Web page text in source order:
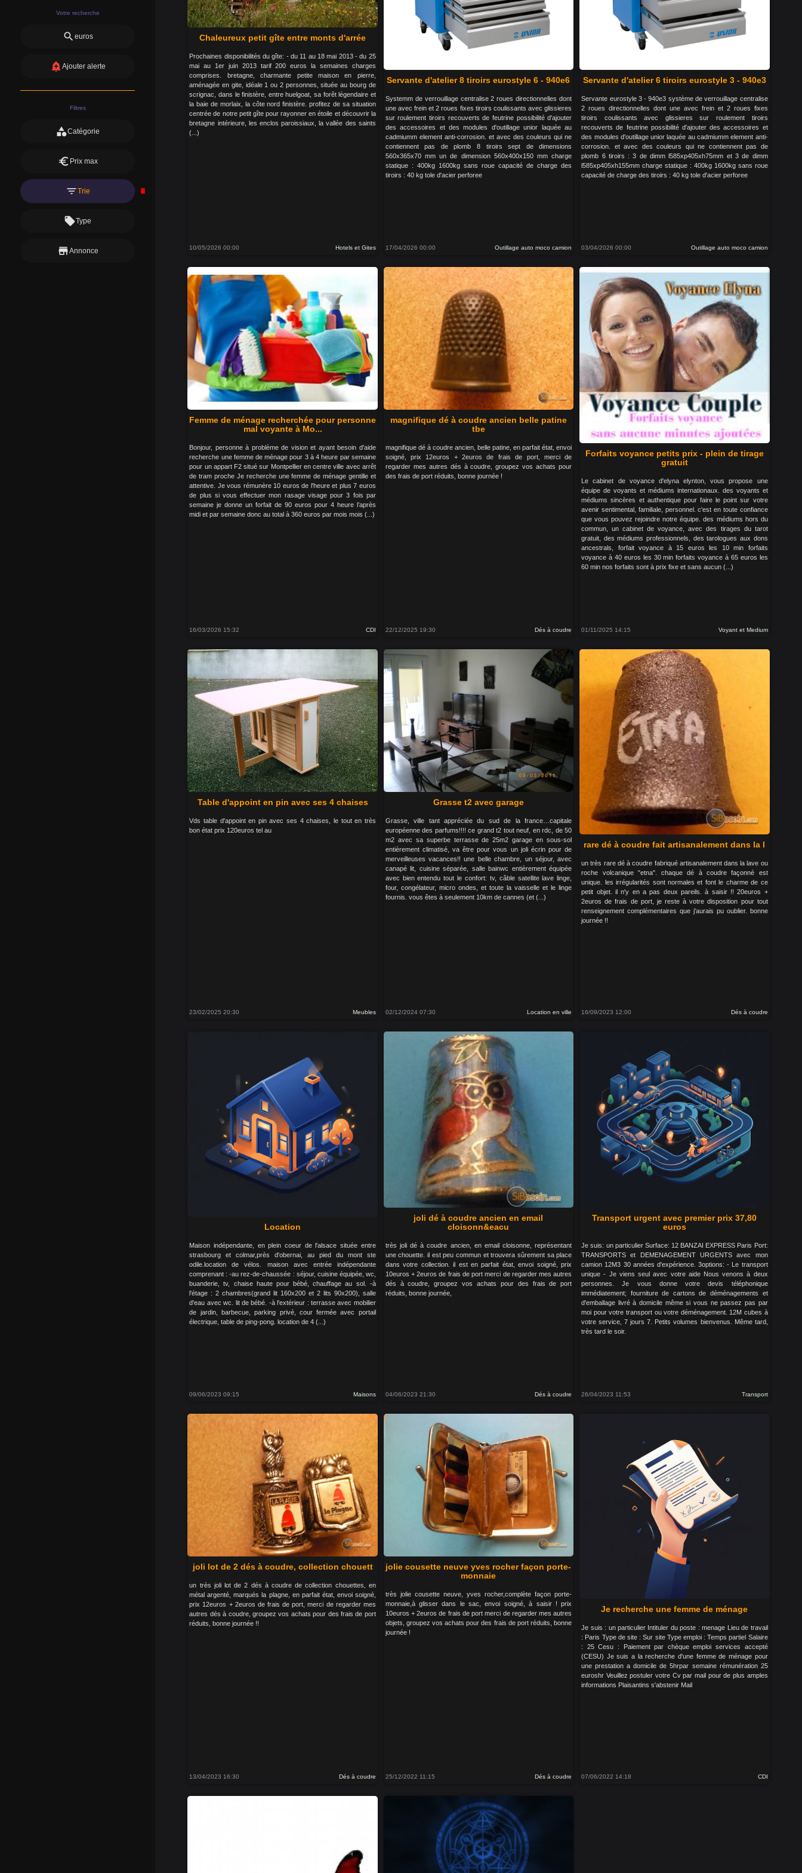
Votre recherche
search euros
add_alertAjouter alerte
Filtres
categoryCatégorie
euro Prix max
filter_listTrie delete
local_offerType
storeAnnonce
Chaleureux petit gîte entre monts d'arrée
Prochaines disponibilités du gîte: - du 11 au 18 mai 2013 - du 25
mai au 1er juin 2013 tarif 200 euros la semaines charges
comprises. bretagne, charmante petite maison en pierre,
aménagée en gite, idéale 1 ou 2 personnes, située au bourg de
scrignac, dans le finistère, entre huelgoat, sa forêt légendaire et
la baie de morlaix, la côte nord finistère. profitez de sa situation
centrée de notre petit gîte pour rayonner en étoile et découvrir la
bretagne intérieure, les enclos paroissiaux, la vallée des saints
(...)
10/05/2026 00:00 Hotels et Gites
Servante d'atelier 8 tiroirs eurostyle 6 - 940e6
Systemm de verrouillage centralise 2 roues directionnelles dont
une avec frein et 2 roues fixes tiroirs coulissants avec glissieres
sur roulement tiroirs recouverts de feutrine possibilité d'ajouter
des accessoires et des modules d'outillage unior laquée au
cadmiumm element anti-corrosion. et avec des couleurs qui ne
contiennent pas de plomb 8 tiroirs sept de dimensions
560x365x70 mm un de dimension 560x400x150 mm charge
statique : 400kg 1600kg sans roue capacité de charge des
tiroirs : 40 kg tole d'acier perforee
17/04/2026 00:00 Outillage auto moco camion
Servante d'atelier 6 tiroirs eurostyle 3 - 940e3
Servante eurostyle 3 - 940e3 système de verrouillage centralise
2 roues directionnelles dont une avec frein et 2 roues fixes
tiroirs coulissants avec glissieres sur roulement tiroirs
recouverts de feutrine possibilité d'ajouter des accessoires et
des modules d'outillage unior laquée au cadmiumm element anti-
corrosion. et avec des couleurs qui ne contiennent pas de
plomb 6 tiroirs : 3 de dimm l585xp405xh75mm et 3 de dimm
l585xp405xh155mm charge statique : 400kg 1600kg sans roue
capacité de charge des tiroirs : 40 kg tole d'acier perforee
03/04/2026 00:00 Outillage auto moco camion
Femme de ménage recherchée pour personne
mal voyante à Mo...
Bonjour, personne à problème de vision et ayant besoin d'aide
recherche une femme de ménage pour 3 à 4 heure par semaine
pour un appart F2 situé sur Montpellier en centre ville avec arrêt
de tram proche Je recherche une femme de ménage gentille et
attentive. Je vous rémunère 10 euros de l'heure et plus 7 euros
de plus si vous effectuer mon rasage visage pour 3 fois par
semaine je donne un forfait de 90 euros pour 4 heure l’après
midi et par semaine donc au total à 360 euros par mois mois (...)
16/03/2026 15:32 CDI
magnifique dé à coudre ancien belle patine
tbe
magnifique dé à coudre ancien, belle patine, en parfait état, envoi
soigné, prix 12euros + 2euros de frais de port, merci de
regarder mes autres dés à coudre, groupez vos achats pour
des frais de port réduits, bonne journée !
22/12/2025 19:30 Dés à coudre
Forfaits voyance petits prix - plein de tirage
gratuit
Le cabinet de voyance d'elyna elynton, vous propose une
équipe de voyants et médiums internationaux. des voyants et
médiums sincères et authentique pour faire le point sur votre
avenir sentimental, familiale, personnel. c'est en toute confiance
que vous pouvez rejoindre notre équipe. des médiums hors du
commun, un cabinet de voyance, avec des tirages du tarot
gratuit, des médiums professionnels, des tarologues aux dons
ancestrals, forfait voyance à 15 euros les 10 min forfaits
voyance à 40 euros les 30 min forfaits voyance à 65 euros les
60 min nos forfaits sont à prix fixe et sans aucun (...)
01/11/2025 14:15 Voyant et Medium
Table d'appoint en pin avec ses 4 chaises
Vds table d'appoint en pin avec ses 4 chaises, le tout en très
bon état prix 120euros tel au
23/02/2025 20:30 Meubles
Grasse t2 avec garage
Grasse, ville tant appréciée du sud de la france…capitale
européenne des parfums!!!! ce grand t2 tout neuf, en rdc, de 50
m2 avec sa superbe terrasse de 25m2 garage en sous-sol
entièrement climatisé, va être pour vous un joli écrin pour de
merveilleuses vacances!! une belle chambre, un séjour, avec
canapé lit, cuisine séparée, salle bainwc entièrement équipée
avec bien entendu tout le confort: tv, câble satellite lave linge,
four, congélateur, micro ondes, et toute la vaisselle et le linge
fournis. vous êtes à seulement 10km de cannes (et (...)
02/12/2024 07:30 Location en ville
rare dé à coudre fait artisanalement dans la l
un très rare dé à coudre fabriqué artisanalement dans la lave ou
roche volcanique "etna". chaque dé à coudre façonné est
unique. les irrégularités sont normales et font le charme de ce
petit objet. il n'y en a pas deux pareils. à saisir !! 20euros +
2euros de frais de port, je reste à votre disposition pour tout
renseignement complémentaires que j'aurais pu oublier. bonne
journée !!
16/09/2023 12:00 Dés à coudre
Location
Maison indépendante, en plein coeur de l'alsace située entre
strasbourg et colmar,près d'obernai, au pied du mont ste
odile.location de vélos. maison avec entrée indépendante
comprenant : -au rez-de-chaussée : séjour, cuisine équipée, wc,
buanderie, tv, chaise haute pour bébé, chauffage au sol. -à
l'étage : 2 chambres(grand lit 160x200 et 2 lits 90x200), salle
d'eau avec wc. lit de bébé. -à l'extérieur : terrasse avec mobilier
de jardin, barbecue, parking privé, cour fermée avec portail
électrique, table de ping-pong. location de 4 (...)
09/06/2023 09:15 Maisons
joli dé à coudre ancien en email
cloisonn&eacu
très joli dé à coudre ancien, en email cloisonne, représentant
une chouette. il est peu commun et trouvera sûrement sa place
dans votre collection. il est en parfait état, envoi soigné, prix
10euros + 2euros de frais de port merci de regarder mes autres
dés à coudre, groupez vos achats pour des frais de port
réduits, bonne journée,
04/06/2023 21:30 Dés à coudre
Transport urgent avec premier prix 37,80
euros
Je suis: un particulier Surface: 12 BANZAI EXPRESS Paris Port:
TRANSPORTS et DEMENAGEMENT URGENTS avec mon
camion 12M3 30 années d'expérience. 3options: - Le transport
unique - Je viens seul avec votre aide Nous venons à deux
personnes. Je vous donne votre devis téléphonique
immédiatement; fourniture de cartons de déménagements et
d'emballage livré à domicile même si vous ne passez pas par
moi pour votre transport ou votre déménagement. 12M cubes à
votre service, 7 jours 7. Petits volumes bienvenus. Même tard,
très tard le soir.
26/04/2023 11:53 Transport
joli lot de 2 dés à coudre, collection chouett
un très joli lot de 2 dés à coudre de collection chouettes, en
métal argenté, marqués la plagne, en parfait état, envoi soigné,
prix 12euros + 2euros de frais de port, merci de regarder mes
autres dés à coudre, groupez vos achats pour des frais de port
réduits, bonne journée !!
13/04/2023 16:30 Dés à coudre
jolie cousette neuve yves rocher façon porte-
monnaie
très jolie cousette neuve, yves rocher,complète façon porte-
monnaie,à glisser dans le sac, envoi soigné, à saisir ! prix
10euros + 2euros de frais de port merci de regarder mes autres
objets, groupez vos achats pour des frais de port réduits, bonne
journée !
25/12/2022 11:15 Dés à coudre
Je recherche une femme de ménage
Je suis : un particulier Intituler du poste : menage Lieu de travail
: Paris Type de site : Sur site Type emploi : Temps partiel Salaire
: 25 Cesu : Paiement par chèque emploi services accepté
(CESU) Je suis a la recherche d'une femme de ménage pour
une prestation a domicile de 5hrpar semaine rémunération 25
euroshr Veuillez postuler votre Cv par mail pour de plus amples
informations Plaisantins s'abstenir Mail
07/06/2022 14:18 CDI